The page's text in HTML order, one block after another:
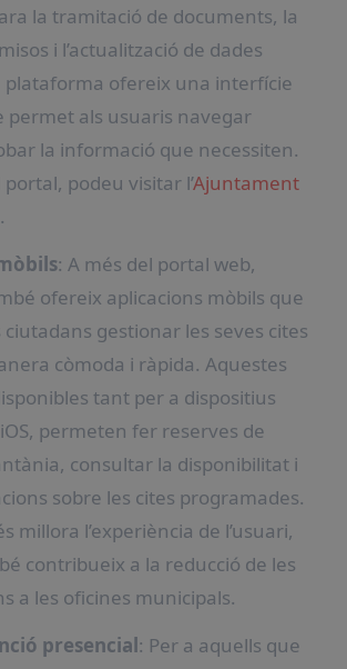
la tramitació de documents, la
i l’actualització de dades
plataforma ofereix una interfície
permet als usuaris navegar
la informació que necessiten.
portal, podeu visitar l’Ajuntament
.
: A més del portal web,
ofereix aplicacions mòbils que
gestionar les seves cites
còmoda i ràpida. Aquestes
tant per a dispositius
permeten fer reserves de
consultar la disponibilitat i
sobre les cites programades.
millora l’experiència de l’usuari,
contribueix a la reducció de les
a les oficines municipals.
presencial: Per a aquells que